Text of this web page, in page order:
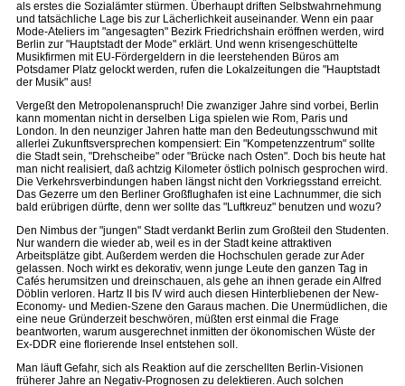
als erstes die Sozialämter stürmen. Überhaupt driften Selbstwahrnehmung
und tatsächliche Lage bis zur Lächerlichkeit auseinander. Wenn ein paar
Mode-Ateliers im "angesagten" Bezirk Friedrichshain eröffnen werden, wird
Berlin zur "Hauptstadt der Mode" erklärt. Und wenn krisengeschüttelte
Musikfirmen mit EU-Fördergeldern in die leerstehenden Büros am
Potsdamer Platz gelockt werden, rufen die Lokalzeitungen die "Hauptstadt
der Musik" aus!
Vergeßt den Metropolenanspruch! Die zwanziger Jahre sind vorbei, Berlin
kann momentan nicht in derselben Liga spielen wie Rom, Paris und
London. In den neunziger Jahren hatte man den Bedeutungsschwund mit
allerlei Zukunftsversprechen kompensiert: Ein "Kompetenzzentrum" sollte
die Stadt sein, "Drehscheibe" oder "Brücke nach Osten". Doch bis heute hat
man nicht realisiert, daß achtzig Kilometer östlich polnisch gesprochen wird.
Die Verkehrsverbindungen haben längst nicht den Vorkriegsstand erreicht.
Das Gezerre um den Berliner Großflughafen ist eine Lachnummer, die sich
bald erübrigen dürfte, denn wer sollte das "Luftkreuz" benutzen und wozu?
Den Nimbus der "jungen" Stadt verdankt Berlin zum Großteil den Studenten.
Nur wandern die wieder ab, weil es in der Stadt keine attraktiven
Arbeitsplätze gibt. Außerdem werden die Hochschulen gerade zur Ader
gelassen. Noch wirkt es dekorativ, wenn junge Leute den ganzen Tag in
Cafés herumsitzen und dreinschauen, als gehe an ihnen gerade ein Alfred
Döblin verloren. Hartz II bis IV wird auch diesen Hinterbliebenen der New-
Economy- und Medien-Szene den Garaus machen. Die Unermüdlichen, die
eine neue Gründerzeit beschwören, müßten erst einmal die Frage
beantworten, warum ausgerechnet inmitten der ökonomischen Wüste der
Ex-DDR eine florierende Insel entstehen soll.
Man läuft Gefahr, sich als Reaktion auf die zerschellten Berlin-Visionen
früherer Jahre an Negativ-Prognosen zu delektieren. Auch solchen